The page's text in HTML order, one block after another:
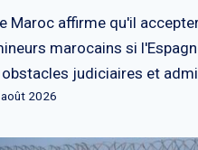
Maroc affirme qu'il
marocains si
obstacles judiciaires et
2026